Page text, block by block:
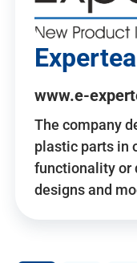
www.e-
The company
plastic parts in
functionality or
designs and